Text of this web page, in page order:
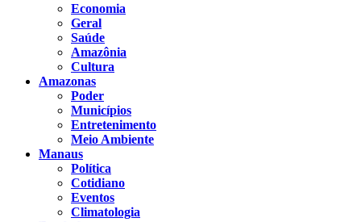
Economia
Geral
Saúde
Amazônia
Cultura
Amazonas
Poder
Municípios
Entretenimento
Meio Ambiente
Manaus
Política
Cotidiano
Eventos
Climatologia